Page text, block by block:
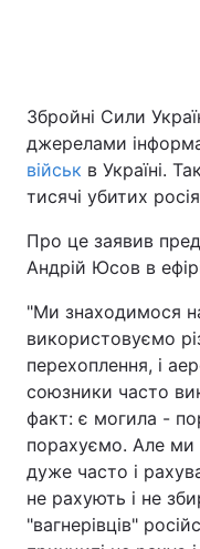
Головна
Україна
Економіка
Спорт
Техно і зв'язок
Зброя
Цікавинки
Екологія
Збройні Сили
джерелами
військ в Україні.
тисячі убитих
Про це заявив
Андрій Юсов в
"Ми знаходимося на
використовуємо
перехоплення, і
союзники часто
факт: є могила -
порахуємо. Але ми
дуже часто і
не рахують і не
"вагнерівців"